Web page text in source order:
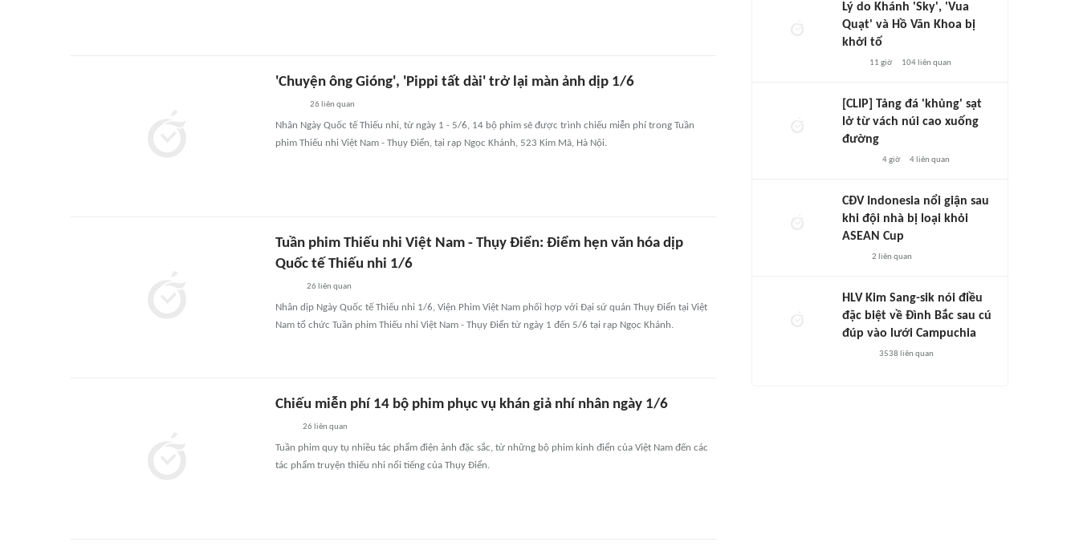
'Chuyện ông Gióng', 'Pippi tất dài' trở lại màn ảnh dịp 1/6
26 liên quan
Nhân Ngày Quốc tế Thiếu nhi, từ ngày 1 - 5/6, 14 bộ phim sẽ được trình chiếu miễn phí trong Tuần
phim Thiếu nhi Việt Nam - Thụy Điển, tại rạp Ngọc Khánh, 523 Kim Mã, Hà Nội.
Tuần phim Thiếu nhi Việt Nam - Thụy Điển: Điểm hẹn văn hóa dịp
Quốc tế Thiếu nhi 1/6
26 liên quan
Nhân dịp Ngày Quốc tế Thiếu nhi 1/6, Viện Phim Việt Nam phối hợp với Đại sứ quán Thụy Điển tại Việt
Nam tổ chức Tuần phim Thiếu nhi Việt Nam - Thụy Điển từ ngày 1 đến 5/6 tại rạp Ngọc Khánh.
Chiếu miễn phí 14 bộ phim phục vụ khán giả nhí nhân ngày 1/6
26 liên quan
Tuần phim quy tụ nhiều tác phẩm điện ảnh đặc sắc, từ những bộ phim kinh điển của Việt Nam đến các
tác phẩm truyện thiếu nhi nổi tiếng của Thụy Điển.
Lý do Khánh 'Sky', 'Vua
Quạt' và Hồ Văn Khoa bị
khởi tố
11 giờ 104liên quan
[CLIP] Tảng đá 'khủng' sạt
lở từ vách núi cao xuống
đường
4 giờ 4liên quan
CĐV Indonesia nổi giận sau
khi đội nhà bị loại khỏi
ASEAN Cup
2 liên quan
HLV Kim Sang-sik nói điều
đặc biệt về Đình Bắc sau cú
đúp vào lưới Campuchia
3538 liên quan